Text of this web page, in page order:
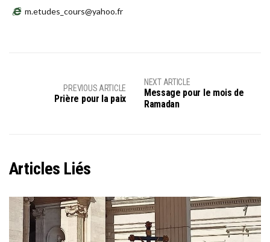
m.etudes_cours@yahoo.fr
PREVIOUS ARTICLE
Prière pour la paix
NEXT ARTICLE
Message pour le mois de
Ramadan
Articles Liés